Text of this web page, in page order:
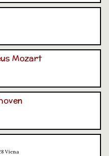
Mozart
Viena